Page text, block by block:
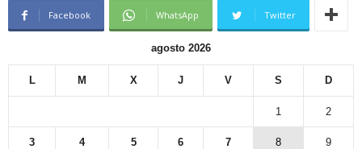
Facebook WhatsApp Twitter
agosto 2026
L M X J V S D
1 2
3 4 5 6 7 8 9